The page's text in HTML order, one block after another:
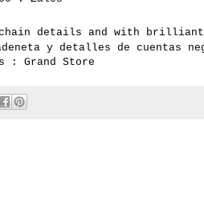
details and with brilliant
y detalles de cuentas
: Grand Store